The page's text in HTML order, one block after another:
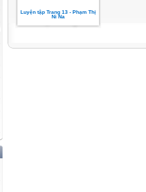
Luyện tập Trang 13 - Phạm Thị
Ni Na